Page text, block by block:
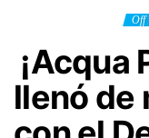
Off
¡Acqua
llenó de